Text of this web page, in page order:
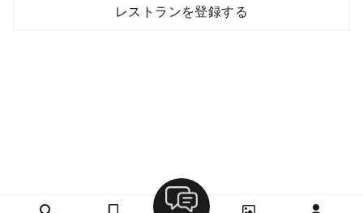
レストランを登録する